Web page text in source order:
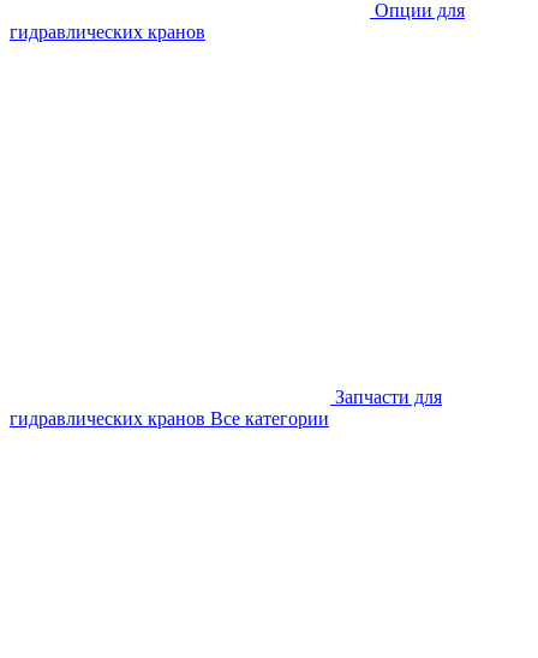
Опции для
гидравлических кранов
Запчасти для
гидравлических кранов Все категории